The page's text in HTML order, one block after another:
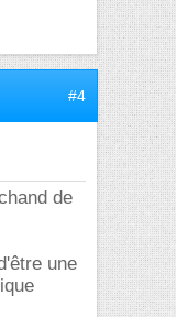
#4
de
une